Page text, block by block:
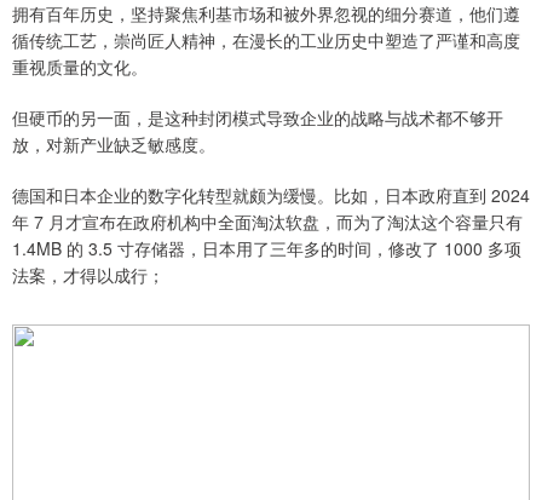
拥有百年历史，坚持聚焦利基市场和被外界忽视的细分赛道，他们遵
循传统工艺，崇尚匠人精神，在漫长的工业历史中塑造了严谨和高度
重视质量的文化。
但硬币的另一面，是这种封闭模式导致企业的战略与战术都不够开
放，对新产业缺乏敏感度。
德国和日本企业的数字化转型就颇为缓慢。比如，日本政府直到 2024
年 7 月才宣布在政府机构中全面淘汰软盘，而为了淘汰这个容量只有
1.4MB 的 3.5 寸存储器，日本用了三年多的时间，修改了 1000 多项
法案，才得以成行；